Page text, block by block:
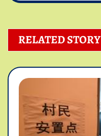
RELATED STORY